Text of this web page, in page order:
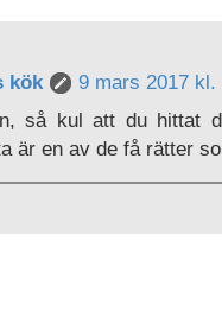
kök
9 mars 2017 kl.
så kul att du hittat
är en av de få rätter